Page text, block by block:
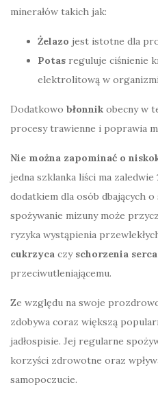
minerałów takich jak:
Żelazo jest istotne dla
Potas reguluje ciśnienie
elektrolitową w
Dodatkowo błonnik obecny w
procesy trawienne i poprawia
Nie można zapominać o
jedna szklanka liści ma zaledwie
dodatkiem dla osób dbających
spożywanie mizuny może
ryzyka wystąpienia
cukrzyca czy schorzenia serca
przeciwutleniającemu.
Ze względu na swoje
zdobywa coraz większą
jadłospisie. Jej regularne
korzyści zdrowotne oraz
samopoczucie.